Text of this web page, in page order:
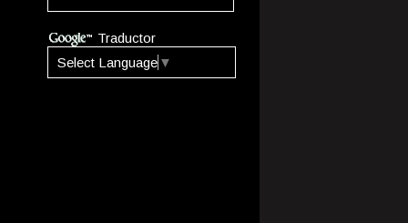
Traductor
Select Language ▼